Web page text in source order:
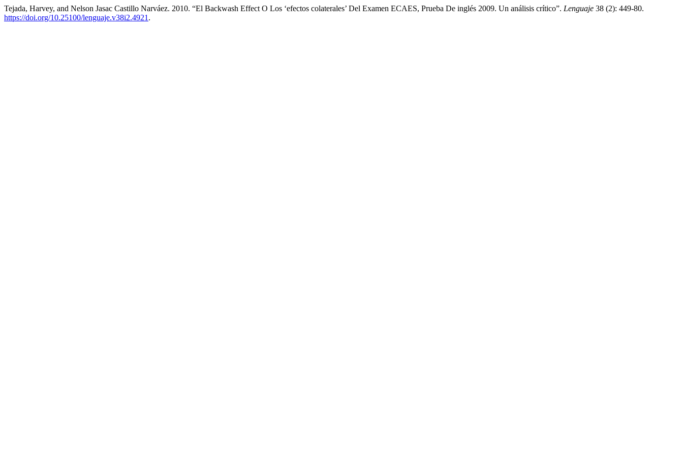
Tejada, Harvey, and Nelson Jasac Castillo Narváez. 2010. “El Backwash Effect O Los ‘efectos colaterales’ Del Examen ECAES, Prueba De inglés 2009. Un análisis crítico”. Lenguaje 38 (2): 449-80.
https://doi.org/10.25100/lenguaje.v38i2.4921 .